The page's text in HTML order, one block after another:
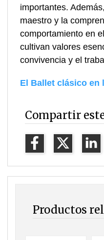
importantes.
maestro y la
comportamiento en
cultivan valores
convivencia y el
El Ballet clásico en
Compartir
Productos